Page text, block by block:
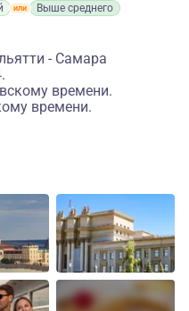
Выше среднего
- Самара
времени.
времени.